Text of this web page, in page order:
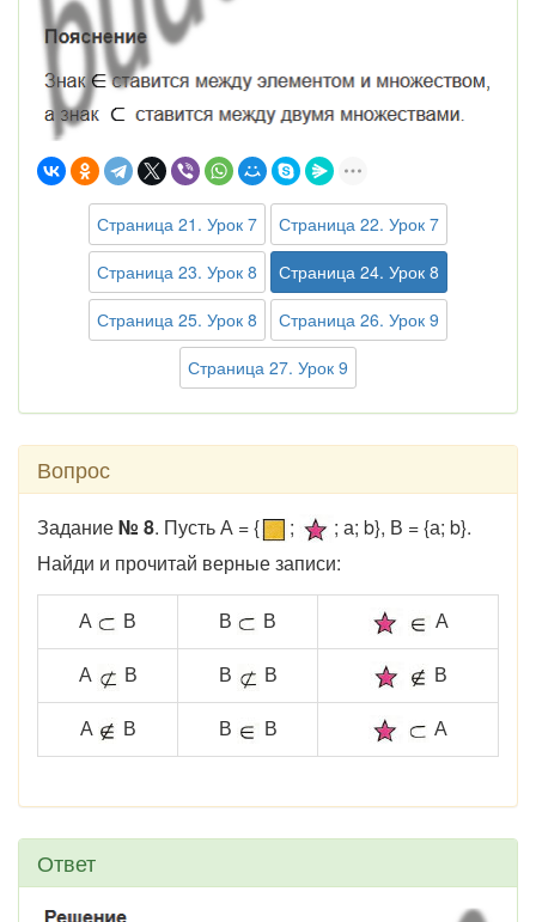
Страница 21. Урок 7
Страница 22. Урок 7
Страница 23. Урок 8
Страница 24. Урок 8
Страница 25. Урок 8
Страница 26. Урок 9
Страница 27. Урок 9
Вопрос
Задание№ 8. Пусть А = { ;
; а; b}, В = {а; b}.
Найди и прочитай верные записи:
А В В В
А
А
В В В
В
А
В В В А
Ответ